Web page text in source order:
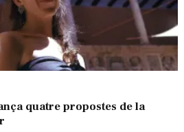
quatre propostes de la